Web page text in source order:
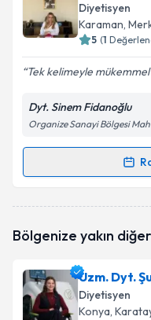
Diyetisyen
Karaman,
5 (1
Tek kelimeyle
Dyt. Sinem Fidanoğlu
Organize Sanayi Bölgesi
Randevu
oluşturun. Size bu
E-posta Adresiniz
Bölgenize yakın
Uzm. Dyt.
Diyetisyen
Konya,